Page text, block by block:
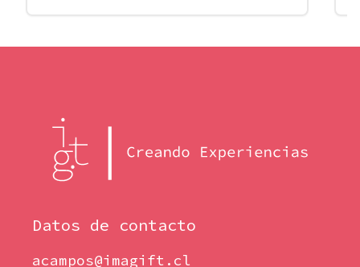
Datos de contacto
acampos@imagift.cl